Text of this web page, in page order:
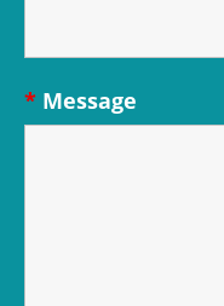
Message
*